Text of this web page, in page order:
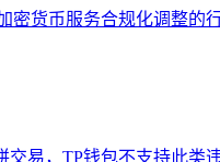
密货币服务合规化调整的
交易，TP钱包不支持此类